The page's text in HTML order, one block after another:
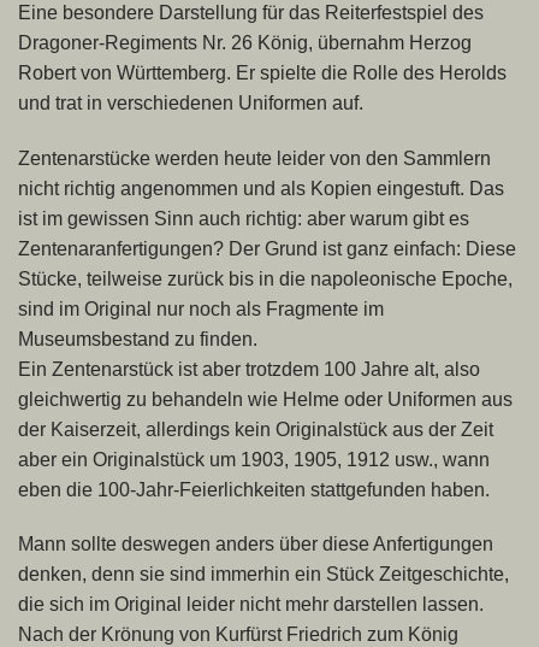
Eine besondere Darstellung für das Reiterfestspiel des
Dragoner-Regiments Nr. 26 König, übernahm Herzog
Robert von Württemberg. Er spielte die Rolle des Herolds
und trat in verschiedenen Uniformen auf.
Zentenarstücke werden heute leider von den Sammlern
nicht richtig angenommen und als Kopien eingestuft. Das
ist im gewissen Sinn auch richtig: aber warum gibt es
Zentenaranfertigungen? Der Grund ist ganz einfach: Diese
Stücke, teilweise zurück bis in die napoleonische Epoche,
sind im Original nur noch als Fragmente im
Museumsbestand zu finden.
Ein Zentenarstück ist aber trotzdem 100 Jahre alt, also
gleichwertig zu behandeln wie Helme oder Uniformen aus
der Kaiserzeit, allerdings kein Originalstück aus der Zeit
aber ein Originalstück um 1903, 1905, 1912 usw., wann
eben die 100-Jahr-Feierlichkeiten stattgefunden haben.
Mann sollte deswegen anders über diese Anfertigungen
denken, denn sie sind immerhin ein Stück Zeitgeschichte,
die sich im Original leider nicht mehr darstellen lassen.
Nach der Krönung von Kurfürst Friedrich zum König